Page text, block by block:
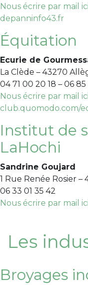
Nous écrire par mail ici
depanninfo43.fr
Équitation
Ecurie de
La Clède – 43270
04 71 00 20 18 – 06 85
Nous écrire par mail ici
club.quomodo.com/
Institut de
LaHochi
Sandrine Goujard
1 Rue Renée Rosier –
06 33 01 35 42
Nous écrire par mail ici
Les
Broyages